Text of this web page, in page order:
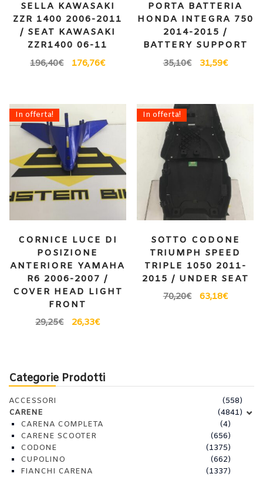
SELLA KAWASAKI
ZZR 1400 2006-2011
/ SEAT KAWASAKI
ZZR1400 06-11
196,40€ 176,76€
PORTA BATTERIA
HONDA INTEGRA 750
2014-2015 /
BATTERY SUPPORT
35,10€ 31,59€
In offerta!
CORNICE LUCE DI
POSIZIONE
ANTERIORE YAMAHA
R6 2006-2007 /
COVER HEAD LIGHT
FRONT
29,25€ 26,33€
In offerta!
SOTTO CODONE
TRIUMPH SPEED
TRIPLE 1050 2011-
2015 / UNDER SEAT
70,20€ 63,18€
Categorie Prodotti
ACCESSORI
(558)
CARENE
(4841)
CARENA COMPLETA
(4)
CARENE SCOOTER
(656)
CODONE
(1375)
CUPOLINO
(662)
FIANCHI CARENA
(1337)